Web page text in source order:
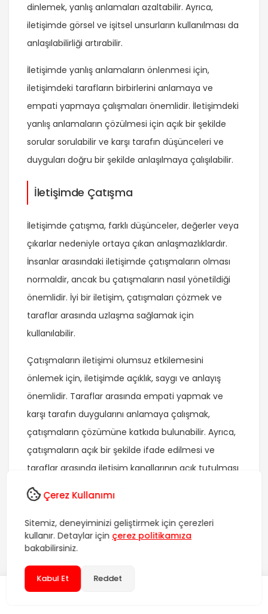
dinlemek, yanlış anlamaları azaltabilir. Ayrıca,
iletişimde görsel ve işitsel unsurların kullanılması da
anlaşılabilirliği artırabilir.
İletişimde yanlış anlamaların önlenmesi için,
iletişimdeki tarafların birbirlerini anlamaya ve
empati yapmaya çalışmaları önemlidir. İletişimdeki
yanlış anlamaların çözülmesi için açık bir şekilde
sorular sorulabilir ve karşı tarafın düşünceleri ve
duyguları doğru bir şekilde anlaşılmaya çalışılabilir.
İletişimde Çatışma
İletişimde çatışma, farklı düşünceler, değerler veya
çıkarlar nedeniyle ortaya çıkan anlaşmazlıklardır.
İnsanlar arasındaki iletişimde çatışmaların olması
normaldir, ancak bu çatışmaların nasıl yönetildiği
önemlidir. İyi bir iletişim, çatışmaları çözmek ve
taraflar arasında uzlaşma sağlamak için
kullanılabilir.
Çatışmaların iletişimi olumsuz etkilemesini
önlemek için, iletişimde açıklık, saygı ve anlayış
önemlidir. Taraflar arasında empati yapmak ve
karşı tarafın duygularını anlamaya çalışmak,
çatışmaların çözümüne katkıda bulunabilir. Ayrıca,
çatışmaların açık bir şekilde ifade edilmesi ve
taraflar arasında iletişim kanallarının açık tutulması
önemlidir.
arasında yapıcı bir iletişim kurulması
gerekmektedir. İletişimdeki tarafların birbirlerini
dinlemesi, anlamaya çalışması ve ortak çözümler
bulmaya odaklanması önemlidir. Böylece,
Çerez Kullanımı
Sitemiz, deneyiminizi geliştirmek için çerezleri
kullanır. Detaylar için çerez politikamıza
bakabilirsiniz.
Kabul Et Reddet